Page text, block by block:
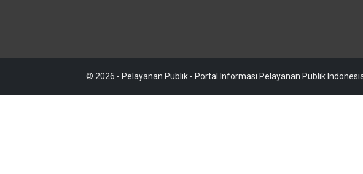
© 2026 - Pelayanan Publik - Portal Informasi Pelayanan Publik